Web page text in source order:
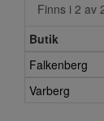
Finns i 2 av
Butik
Falkenberg
Varberg